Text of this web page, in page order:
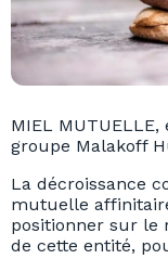
MIEL MUTUELLE,
groupe Malakoff
La décroissance
mutuelle
positionner sur le
de cette entité,